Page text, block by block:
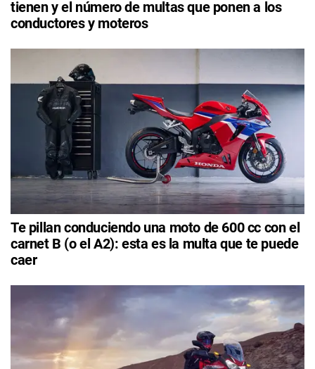
tienen y el número de multas que ponen a los
conductores y moteros
Te pillan conduciendo una moto de 600 cc con el
carnet B (o el A2): esta es la multa que te puede
caer